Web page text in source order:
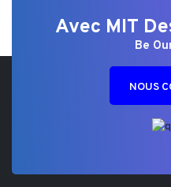
Avec MIT
Be
NOUS